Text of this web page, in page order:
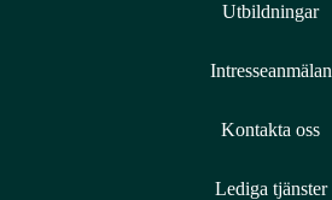
Utbildningar
Intresseanmälan
Kontakta oss
Lediga tjänster